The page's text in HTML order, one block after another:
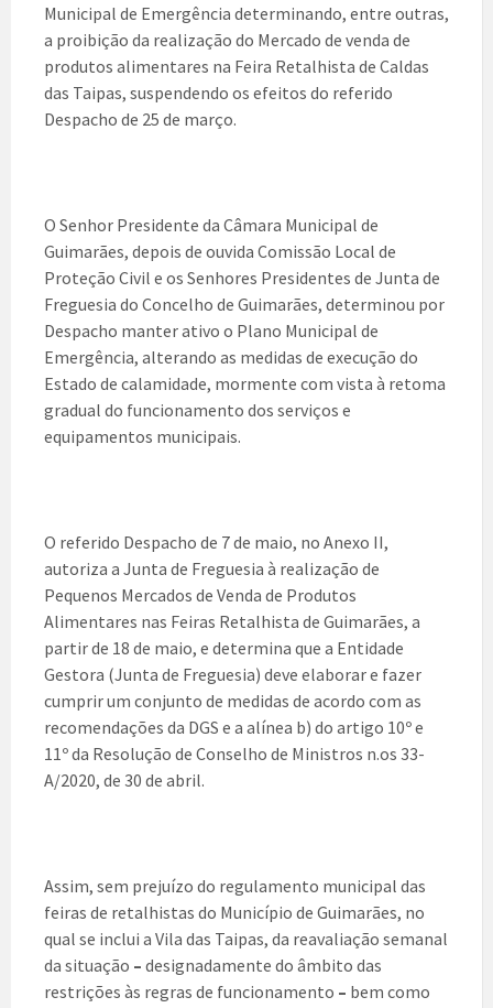
Municipal de Emergência determinando, entre outras,
a proibição da realização do Mercado de venda de
produtos alimentares na Feira Retalhista de Caldas
das Taipas, suspendendo os efeitos do referido
Despacho de 25 de março.
O Senhor Presidente da Câmara Municipal de
Guimarães, depois de ouvida Comissão Local de
Proteção Civil e os Senhores Presidentes de Junta de
Freguesia do Concelho de Guimarães, determinou por
Despacho manter ativo o Plano Municipal de
Emergência, alterando as medidas de execução do
Estado de calamidade, mormente com vista à retoma
gradual do funcionamento dos serviços e
equipamentos municipais.
O referido Despacho de 7 de maio, no Anexo II,
autoriza a Junta de Freguesia à realização de
Pequenos Mercados de Venda de Produtos
Alimentares nas Feiras Retalhista de Guimarães, a
partir de 18 de maio, e determina que a Entidade
Gestora (Junta de Freguesia) deve elaborar e fazer
cumprir um conjunto de medidas de acordo com as
recomendações da DGS e a alínea b) do artigo 10º e
11º da Resolução de Conselho de Ministros n.os 33-
A/2020, de 30 de abril.
Assim, sem prejuízo do regulamento municipal das
feiras de retalhistas do Município de Guimarães, no
qual se inclui a Vila das Taipas, da reavaliação semanal
da situação – designadamente do âmbito das
restrições às regras de funcionamento – bem como